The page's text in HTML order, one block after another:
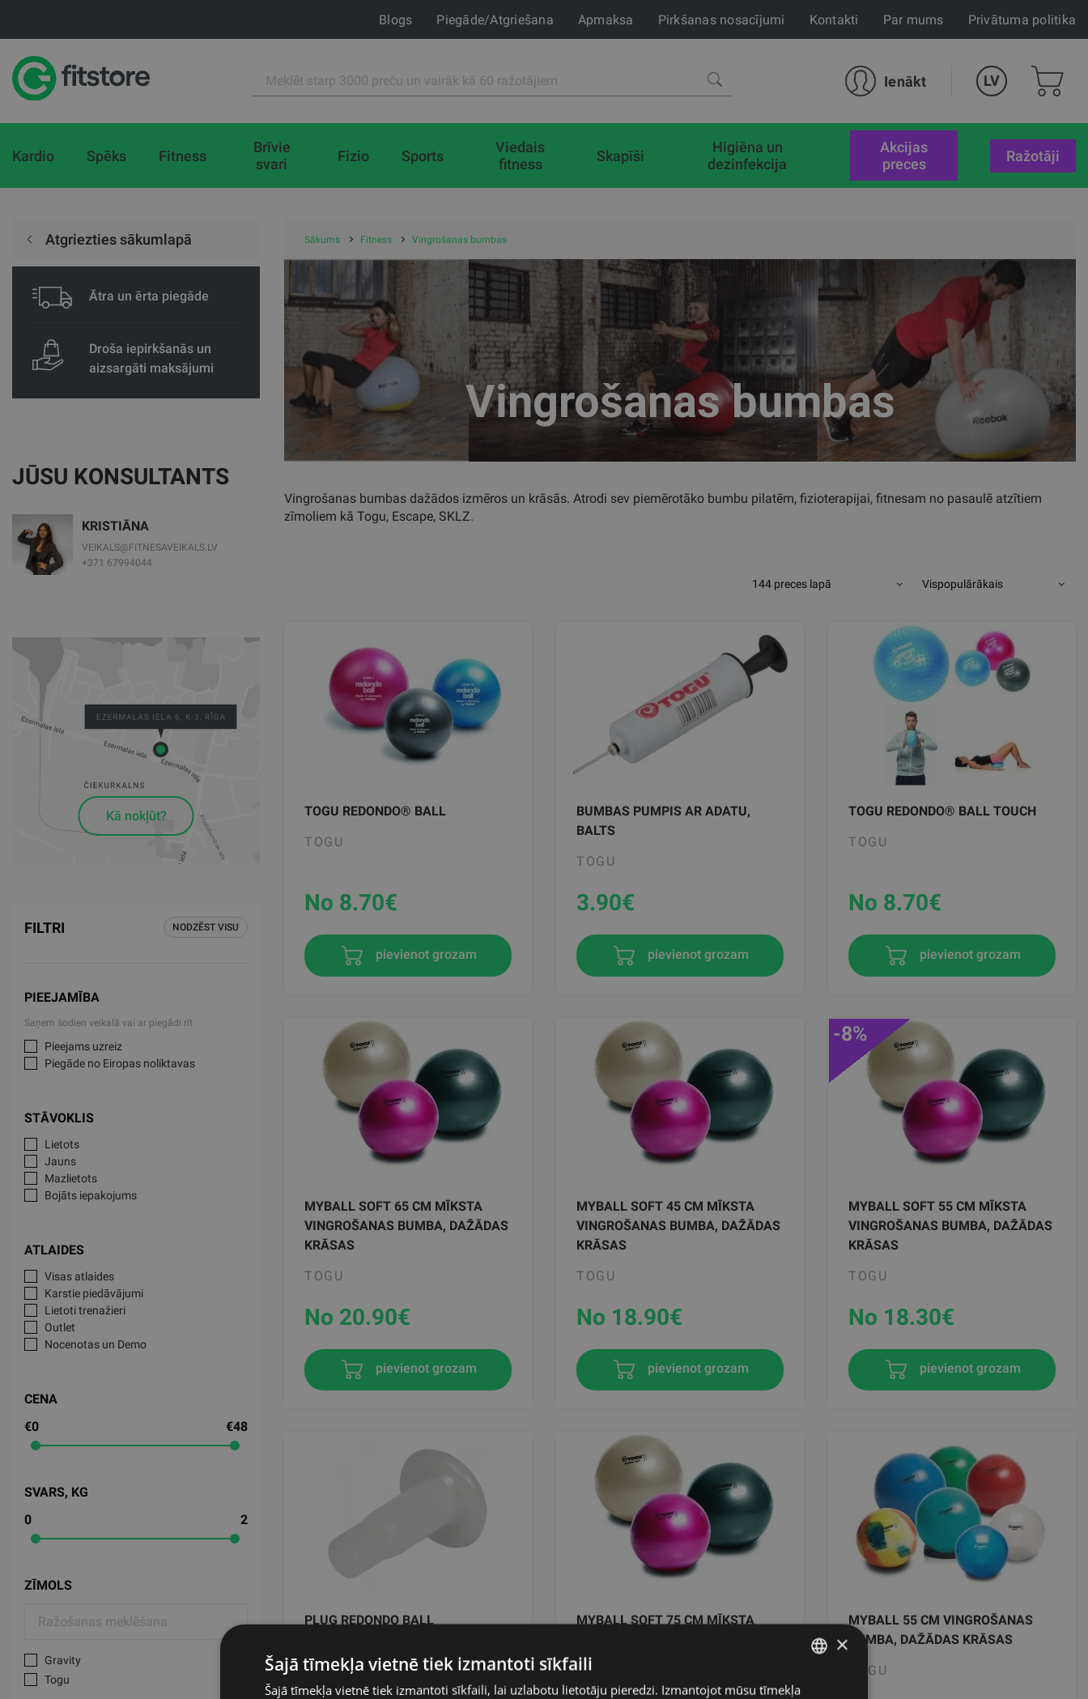
Blogs Piegāde/Atgriešana Apmaksa Pirkšanas nosacījumi Kontakti Par mums Privātuma politika
Ienākt LV
Kardio Spēks Fitness
Brīvie
svari
Fizio Sports
Viedais
fitness
Skapīši
Higiēna un
dezinfekcija
akcijas
preces
Ražotāji
Atgriezties sākumlapā
Ātra un ērta piegāde
Droša iepirkšanās un
aizsargāti maksājumi
JŪSU KONSULTANTS
KRISTIĀNA
VEIKALS@FITNESAVEIKALS.LV
+371 67994044
Kā nokļūt?
FILTRI NODZĒST VISU
PIEEJAMĪBA
Saņem šodien veikalā vai ar piegādi rīt
Pieejams uzreiz
Piegāde no Eiropas noliktavas
STĀVOKLIS
Lietots
Jauns
Mazlietots
Bojāts iepakojums
ATLAIDES
Visas atlaides
Karstie piedāvājumi
Lietoti trenažieri
Outlet
Nocenotas un Demo
CENA
€0
€48
SVARS, KG
0
2
ZĪMOLS
Gravity
Togu
Sākums Fitness Vingrošanas bumbas
Vingrošanas bumbas
Vingrošanas bumbas dažādos izmēros un krāsās. Atrodi sev piemērotāko bumbu pilatēm, fizioterapijai, fitnesam no pasaulē atzītiem
zīmoliem kā Togu, Escape, SKLZ.
144 preces lapā Vispopulārākais
TOGU REDONDO® BALL
TOGU
No 8.70€
pievienot grozam
BUMBAS PUMPIS AR ADATU,
BALTS
TOGU
3.90€
pievienot grozam
TOGU REDONDO® BALL TOUCH
TOGU
No 8.70€
pievienot grozam
MYBALL SOFT 65 CM MĪKSTA
VINGROŠANAS BUMBA, DAŽĀDAS
KRĀSAS
TOGU
No 20.90€
pievienot grozam
MYBALL SOFT 45 CM MĪKSTA
VINGROŠANAS BUMBA, DAŽĀDAS
KRĀSAS
TOGU
No 18.90€
pievienot grozam
MYBALL SOFT 55 CM MĪKSTA
VINGROŠANAS BUMBA, DAŽĀDAS
KRĀSAS
TOGU
-8%
No 18.30€
pievienot grozam
PLUG REDONDO BALL
MYBALL SOFT 75 CM MĪKSTA
KRĀSAS
TOGU
MYBALL 55 CM VINGROŠANAS
BUMBA, DAŽĀDAS KRĀSAS
TOGU
LATVIAN
×
Šajā tīmekļa vietnē tiek izmantoti sīkfaili
Šajā tīmekļa vietnē tiek izmantoti sīkfaili, lai uzlabotu lietotāju pieredzi. Izmantojot mūsu tīmekļa